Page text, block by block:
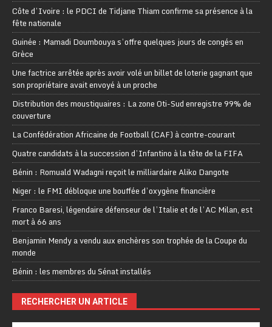
Côte d’Ivoire : le PDCI de Tidjane Thiam confirme sa présence à la
fête nationale
Guinée : Mamadi Doumbouya s’offre quelques jours de congés en
Grèce
Une factrice arrêtée après avoir volé un billet de loterie gagnant que
son propriétaire avait envoyé à un proche
Distribution des moustiquaires : La zone Oti-Sud enregistre 99% de
couverture
La Confédération Africaine de Football (CAF) à contre-courant
Quatre candidats à la succession d’Infantino à la tête de la FIFA
Bénin : Romuald Wadagni reçoit le milliardaire Aliko Dangote
Niger : le FMI débloque une bouffée d’oxygène financière
Franco Baresi, légendaire défenseur de l’Italie et de l’AC Milan, est
mort à 66 ans
Benjamin Mendy a vendu aux enchères son trophée de la Coupe du
monde
Bénin : les membres du Sénat installés
RECHERCHER UN ARTICLE